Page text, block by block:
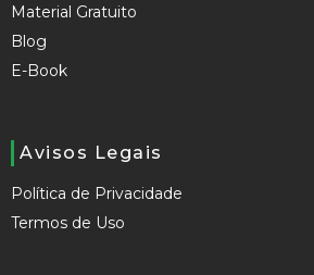
Material Gratuito
Blog
E-Book
Avisos Legais
Política de Privacidade
Termos de Uso